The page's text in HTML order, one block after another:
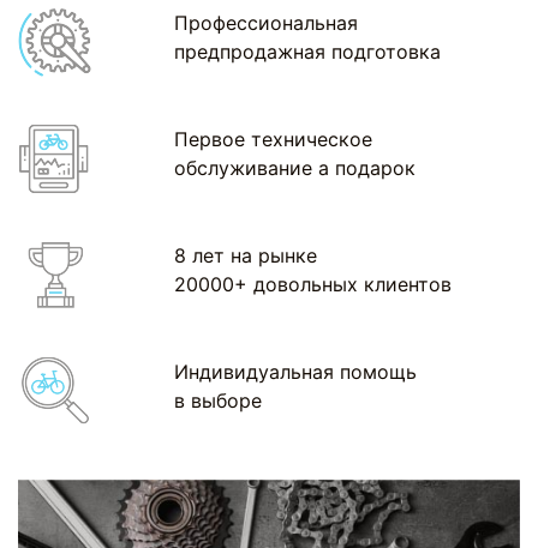
Профессиональная
предпродажная подготовка
Первое техническое
обслуживание а подарок
8 лет на рынке
20000+ довольных клиентов
Индивидуальная помощь
в выборе